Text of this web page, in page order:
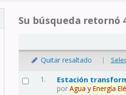
Su búsqueda retornó
Quitar resaltado |
1. Estación
porAgua y Energía